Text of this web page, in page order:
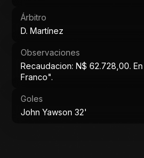
Árbitro
D. Martínez
Observaciones
Recaudacion: N$ 62.728,00.
Franco".
Goles
John Yawson 32'